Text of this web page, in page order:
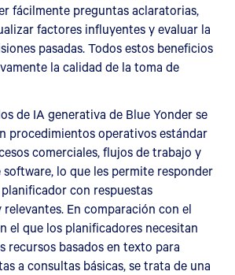
fácilmente preguntas aclaratorias,
factores influyentes y evaluar la
pasadas. Todos estos beneficios
la calidad de la toma de
de IA generativa de Blue Yonder se
procedimientos operativos estándar
comerciales, flujos de trabajo y
lo que les permite responder
con respuestas
En comparación con el
el que los planificadores necesitan
recursos basados en texto para
a consultas básicas, se trata de una